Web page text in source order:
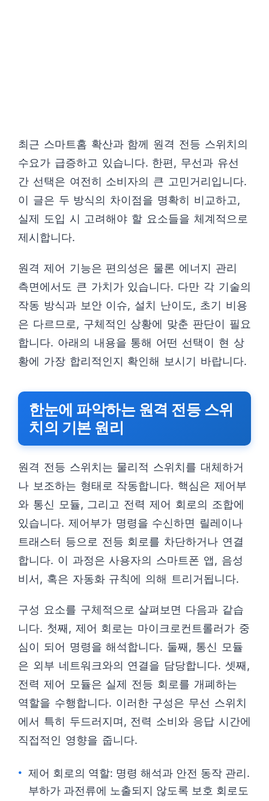
최근 스마트홈 확산과 함께 원격 전등 스위치의
수요가 급증하고 있습니다. 한편, 무선과 유선
간 선택은 여전히 소비자의 큰 고민거리입니다.
이 글은 두 방식의 차이점을 명확히 비교하고,
실제 도입 시 고려해야 할 요소들을 체계적으로
제시합니다.
원격 제어 기능은 편의성은 물론 에너지 관리
측면에서도 큰 가치가 있습니다. 다만 각 기술의
작동 방식과 보안 이슈, 설치 난이도, 초기 비용
은 다르므로, 구체적인 상황에 맞춘 판단이 필요
합니다. 아래의 내용을 통해 어떤 선택이 현 상
황에 가장 합리적인지 확인해 보시기 바랍니다.
한눈에 파악하는 원격 전등 스위
치의 기본 원리
원격 전등 스위치는 물리적 스위치를 대체하거
나 보조하는 형태로 작동합니다. 핵심은 제어부
와 통신 모듈, 그리고 전력 제어 회로의 조합에
있습니다. 제어부가 명령을 수신하면 릴레이나
트래스터 등으로 전등 회로를 차단하거나 연결
합니다. 이 과정은 사용자의 스마트폰 앱, 음성
비서, 혹은 자동화 규칙에 의해 트리거됩니다.
구성 요소를 구체적으로 살펴보면 다음과 같습
니다. 첫째, 제어 회로는 마이크로컨트롤러가 중
심이 되어 명령을 해석합니다. 둘째, 통신 모듈
은 외부 네트워크와의 연결을 담당합니다. 셋째,
전력 제어 모듈은 실제 전등 회로를 개폐하는
역할을 수행합니다. 이러한 구성은 무선 스위치
에서 특히 두드러지며, 전력 소비와 응답 시간에
직접적인 영향을 줍니다.
제어 회로의 역할: 명령 해석과 안전 동작 관리.
부하가 과전류에 노출되지 않도록 보호 회로도